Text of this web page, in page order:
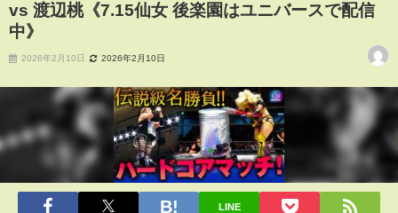
vs 渡辺桃《7.15仙女 後楽園はユニバースで配信
中》
2026年2月10日 2026年2月10日
LINE